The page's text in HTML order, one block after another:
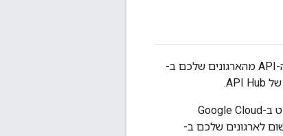
השילוב של Apigee Edge API hub connector יוצר ערוץ מאובטח ואוטומטי להעברת מידע על ה-API מהארגונים שלכם ב-
מתחילים בהגדרת API Hub בפרויקט ב-Google Cloud
לארגונים שלכם ב-